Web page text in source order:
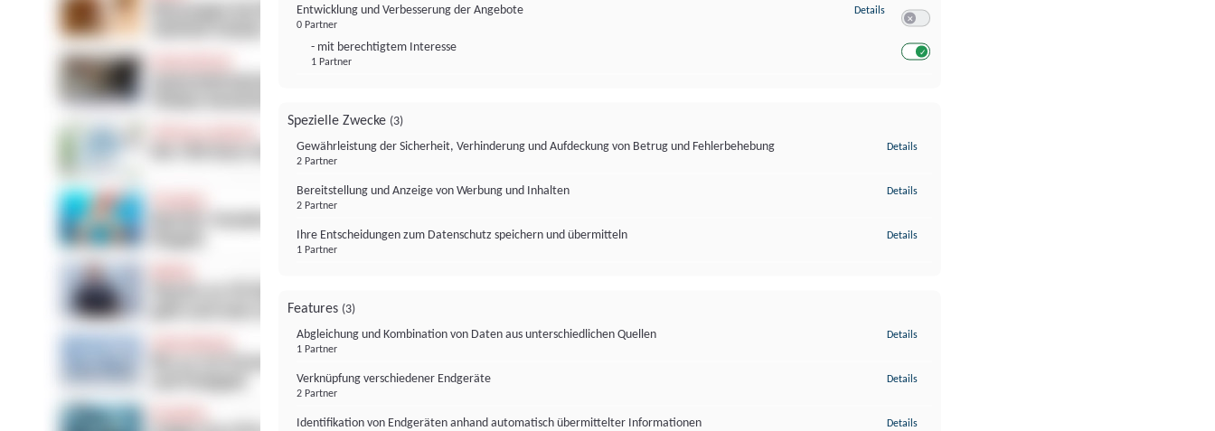
Entwicklung und Verbesserung der Angebote
0 Partner
- mit berechtigtem Interesse
1 Partner
Details zu Entwicklung und Verbesserung der Angebote
Spezielle Zwecke (3)
Gewährleistung der Sicherheit, Verhinderung und Aufdeckung von Betrug und Fehlerbehebung
2 Partner
Details
Bereitstellung und Anzeige von Werbung und Inhalten
2 Partner
Details
Ihre Entscheidungen zum Datenschutz speichern und übermitteln
1 Partner
Details
Features (3)
Abgleichung und Kombination von Daten aus unterschiedlichen Quellen
1 Partner
Details
Verknüpfung verschiedener Endgeräte
2 Partner
Details
Identifikation von Endgeräten anhand automatisch übermittelter Informationen Details